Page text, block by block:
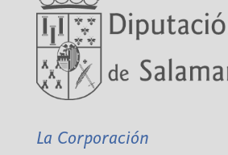
La Corporación